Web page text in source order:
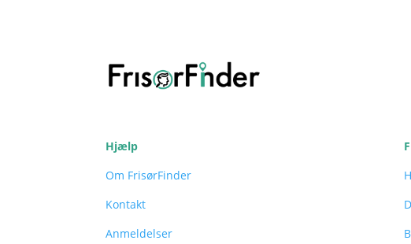
Hjælp
Om FrisørFinder
Kontakt
Anmeldelser